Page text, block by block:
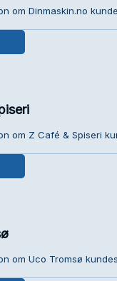
om Dinmaskin.no
om Z Café & Spiseri
om Uco Tromsø